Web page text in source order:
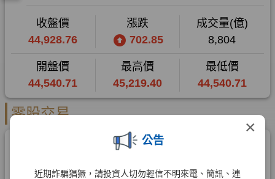
×
公告
近期詐騙猖獗，請投資人切勿輕信不明來電、簡訊、連